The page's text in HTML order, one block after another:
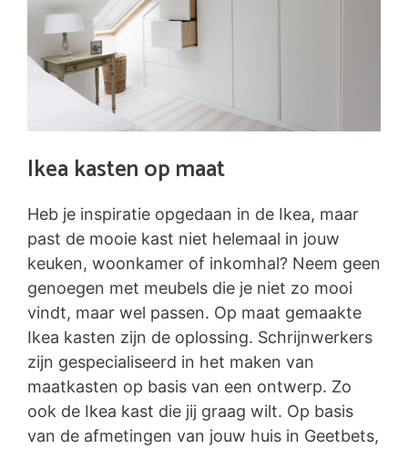
Ikea kasten op maat
Heb je inspiratie opgedaan in de Ikea, maar
past de mooie kast niet helemaal in jouw
keuken, woonkamer of inkomhal? Neem geen
genoegen met meubels die je niet zo mooi
vindt, maar wel passen. Op maat gemaakte
Ikea kasten zijn de oplossing. Schrijnwerkers
zijn gespecialiseerd in het maken van
maatkasten op basis van een ontwerp. Zo
ook de Ikea kast die jij graag wilt. Op basis
van de afmetingen van jouw huis in Geetbets,